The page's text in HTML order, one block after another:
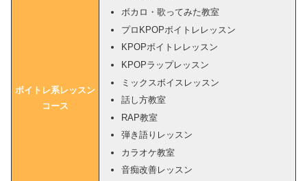
ボイトレ系レッスン
コース
ボカロ・歌ってみた教室
プロKPOPボイトレレッスン
KPOPボイトレレッスン
KPOPラップレッスン
ミックスボイスレッスン
話し方教室
RAP教室
弾き語りレッスン
カラオケ教室
音痴改善レッスン